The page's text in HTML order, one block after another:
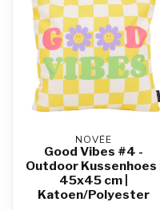
NOVÉE
Good Vibes #4 -
Outdoor Kussenhoes |
45x45 cm |
Katoen/Polyester